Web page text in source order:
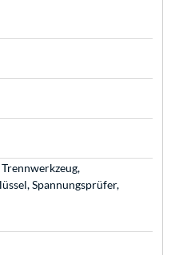
Spannungsprüfer,